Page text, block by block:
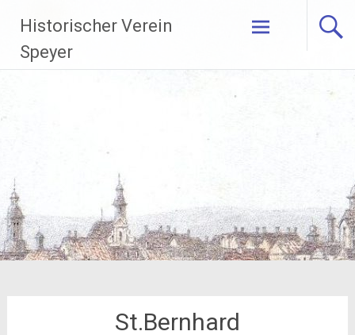
Inhalt
springen
Historischer Verein
Speyer
St.Bernhard